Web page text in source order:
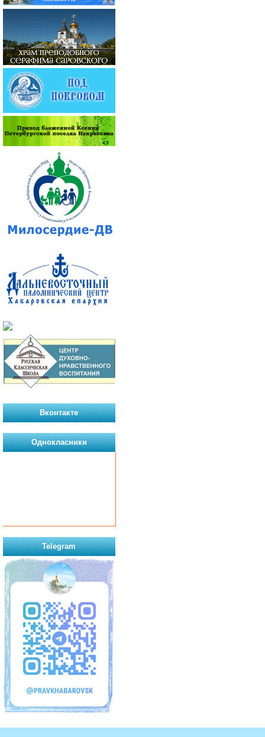
Вконтакте
Однокласники
Telegram